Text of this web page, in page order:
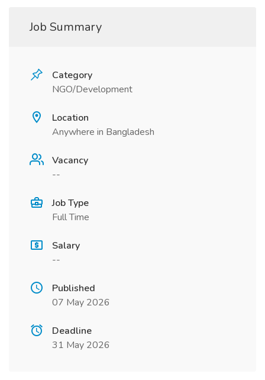
Job Summary
Category
NGO/Development
Location
Anywhere in Bangladesh
Vacancy
--
Job Type
Full Time
Salary
--
Published
07 May 2026
Deadline
31 May 2026